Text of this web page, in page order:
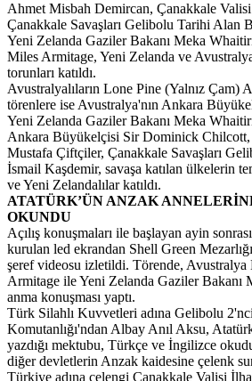
Ahmet Misbah Demircan, Çanakkale
Çanakkale Savaşları Gelibolu Tarihi Alan
Yeni Zelanda Gaziler Bakanı Meka
Miles Armitage, Yeni Zelanda ve
torunları katıldı.
Avustralyalıların Lone Pine (Yalnız Çam)
törenlere ise Avustralya'nın Ankara
Yeni Zelanda Gaziler Bakanı Meka
Ankara Büyükelçisi Sir Dominick Chilcott,
Mustafa Çiftçiler, Çanakkale Savaşları
İsmail Kaşdemir, savaşa katılan ülkelerin
ve Yeni Zelandalılar katıldı.
ATATÜRK’ÜN ANZAK
OKUNDU
Açılış konuşmaları ile başlayan ayin
kurulan led ekrandan Shell Green
şeref videosu izletildi. Törende,
Armitage ile Yeni Zelanda Gaziler Bakanı
anma konuşması yaptı.
Türk Silahlı Kuvvetleri adına Gelibolu
Komutanlığı'ndan Albay Anıl Aksu,
yazdığı mektubu, Türkçe ve İngilizce
diğer devletlerin Anzak kaidesine çelenk
Türkiye adına çelengi Çanakkale Valisi